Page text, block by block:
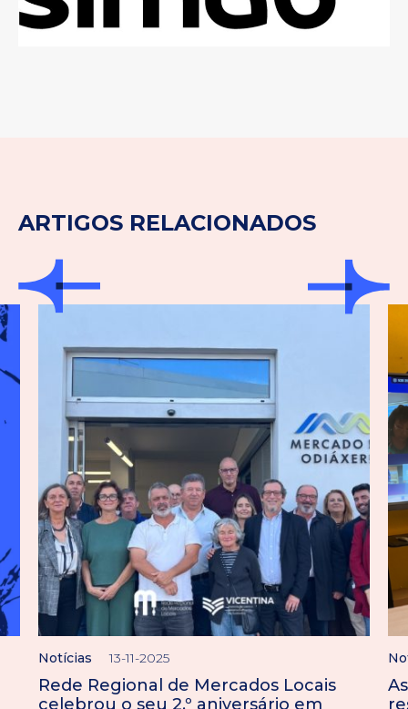
ARTIGOS RELACIONADOS
Notícias 13-11-2025
Rede Regional de Mercados Locais
celebrou o seu 2.º aniversário em